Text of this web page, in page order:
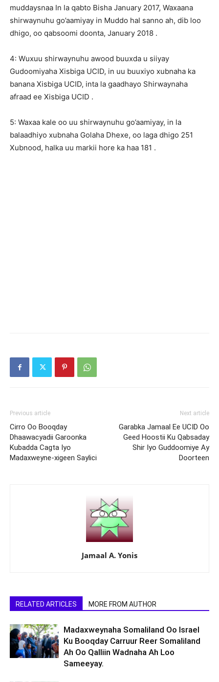
muddaysnaa In la qabto Bisha January 2017, Waxaana
shirwaynuhu go’aamiyay in Muddo hal sanno ah, dib loo
dhigo, oo qabsoomi doonta, January 2018 .
4: Wuxuu shirwaynuhu awood buuxda u siiyay
Gudoomiyaha Xisbiga UCID, in uu buuxiyo xubnaha ka
banana Xisbiga UCID, inta la gaadhayo Shirwaynaha
afraad ee Xisbiga UCID .
5: Waxaa kale oo uu shirwaynuhu go’aamiyay, in la
balaadhiyo xubnaha Golaha Dhexe, oo laga dhigo 251
Xubnood, halka uu markii hore ka haa 181 .
Previous article
Cirro Oo Booqday
Dhaawacyadii Garoonka
Kubadda Cagta Iyo
Madaxweyne-xigeen Saylici
Next article
Garabka Jamaal Ee UCID Oo
Geed Hoostii Ku Qabsaday
Shir Iyo Guddoomiye Ay
Doorteen
Jamaal A. Yonis
RELATED ARTICLES MORE FROM AUTHOR
Madaxweynaha Somaliland Oo Israel
Ku Booqday Carruur Reer Somaliland
Ah Oo Qalliin Wadnaha Ah Loo
Sameeyay.